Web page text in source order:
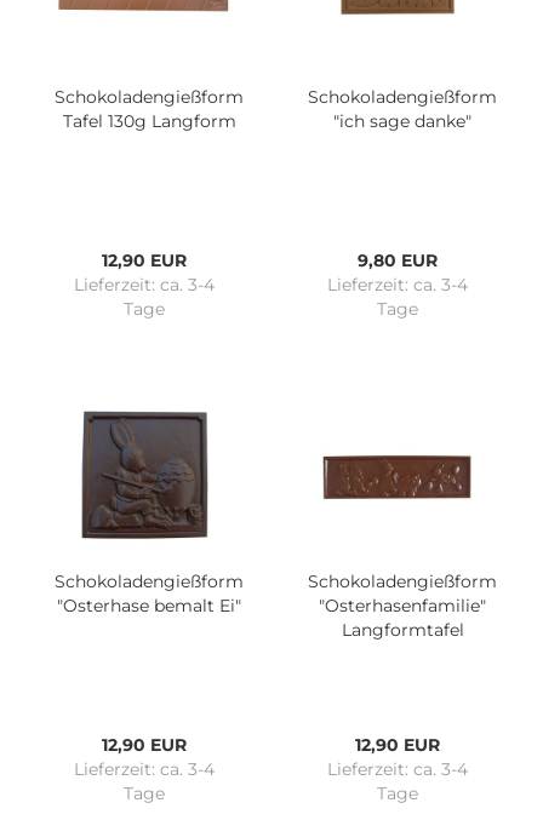
Schokoladengießform
Tafel 130g Langform
12,90 EUR
Lieferzeit: ca. 3-4
Tage
Schokoladengießform
"ich sage danke"
9,80 EUR
Lieferzeit: ca. 3-4
Tage
Schokoladengießform
"Osterhase bemalt Ei"
12,90 EUR
Lieferzeit: ca. 3-4
Tage
Schokoladengießform
"Osterhasenfamilie"
Langformtafel
12,90 EUR
Lieferzeit: ca. 3-4
Tage